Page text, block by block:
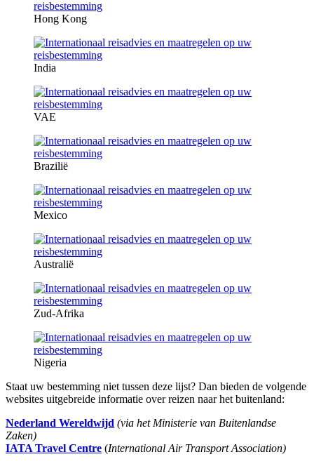
Hong Kong
India
VAE
Brazilië
Mexico
Australië
Zud-Afrika
Nigeria
Staat uw bestemming niet tussen deze lijst? Dan bieden de volgende
websites uitgebreide informatie over reizen naar het buitenland:
Nederland Wereldwijd (via het Ministerie van Buitenlandse
Zaken)
IATA Travel Centre (International Air Transport Association)